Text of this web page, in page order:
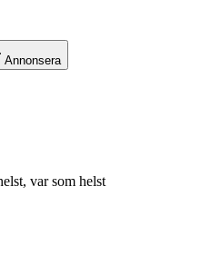
Annonsera
var som helst